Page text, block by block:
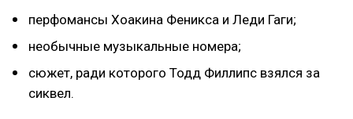
перфомансы Хоакина Феникса и Леди Гаги;
необычные музыкальные номера;
сюжет, ради которого Тодд Филлипс взялся за
сиквел.